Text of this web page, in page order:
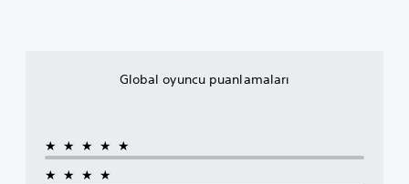
Global oyuncu puanlamaları
★★★★★
★★★★